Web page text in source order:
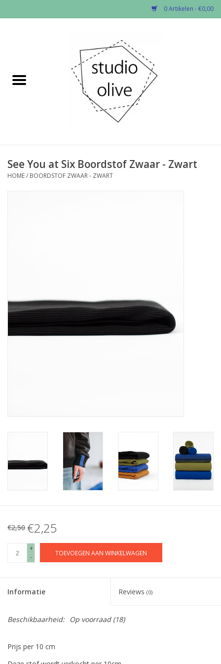
0 Artikelen - €0,00
✂︎Nieuw
Fournituren
See You at Six Boordstof Zwaar - Zwart
HOME/ BOORDSTOF ZWAAR - ZWART
€2,50 €2,25
+
-
TOEVOEGEN AAN WINKELWAGEN
Informatie Reviews (0)
Beschikbaarheid: Op voorraad(18)
Prijs per 10 cm